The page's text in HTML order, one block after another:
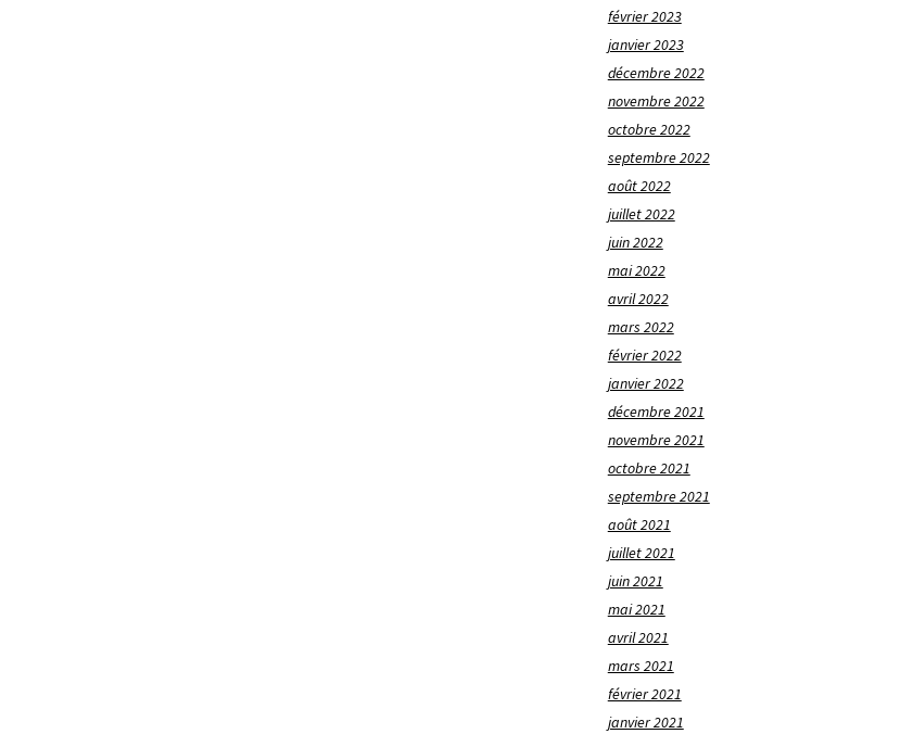
février 2023
janvier 2023
décembre 2022
novembre 2022
octobre 2022
septembre 2022
août 2022
juillet 2022
juin 2022
mai 2022
avril 2022
mars 2022
février 2022
janvier 2022
décembre 2021
novembre 2021
octobre 2021
septembre 2021
août 2021
juillet 2021
juin 2021
mai 2021
avril 2021
mars 2021
février 2021
janvier 2021